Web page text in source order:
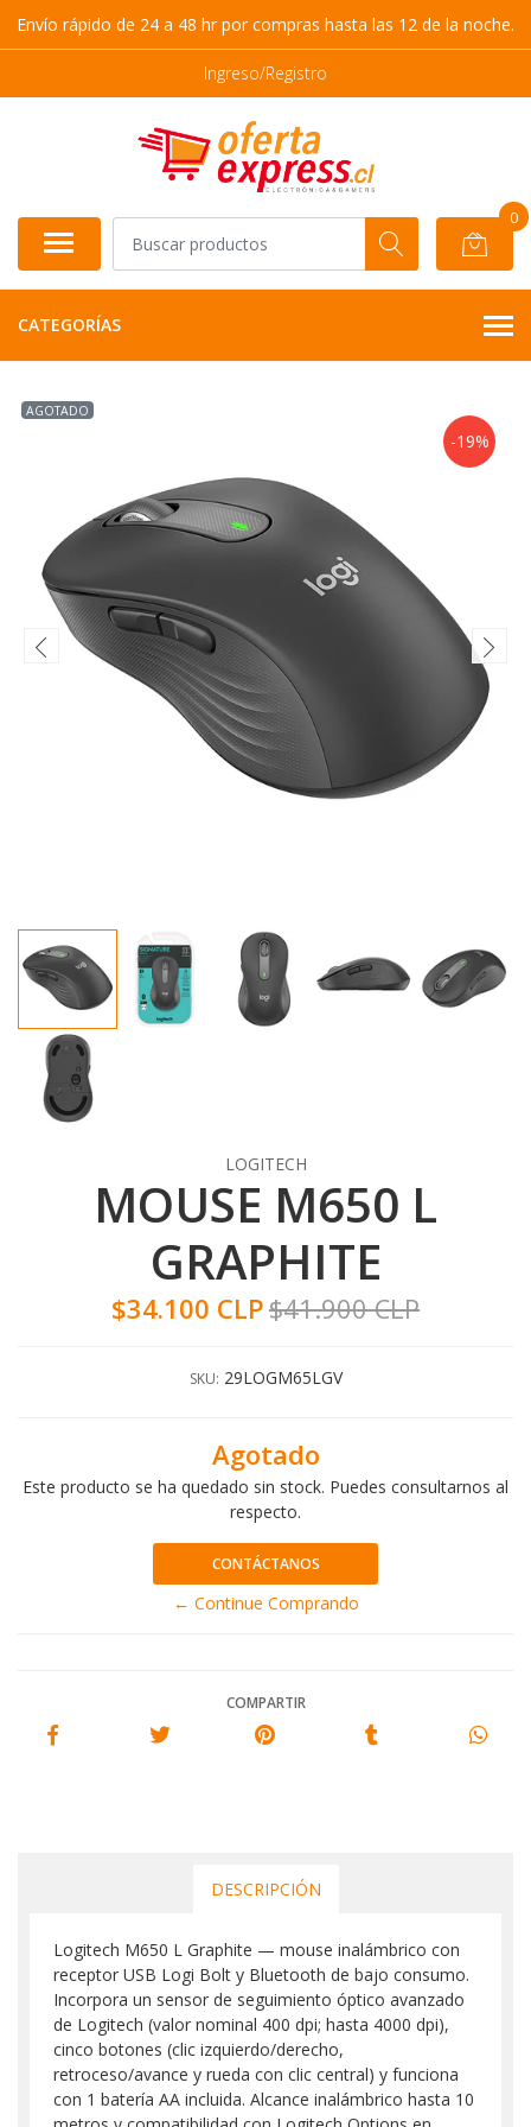
Envío rápido de 24 a 48 hr por compras hasta las 12 de la noche.
Ingreso/Registro
0
CATEGORÍAS
AGOTADO
-19%
LOGITECH
MOUSE M650 L
GRAPHITE
$34.100 CLP$41.900 CLP
SKU: 29LOGM65LGV
Agotado
Este producto se ha quedado sin stock. Puedes consultarnos al
respecto.
CONTÁCTANOS
← Continue Comprando
COMPARTIR
DESCRIPCIÓN
Logitech M650 L Graphite — mouse inalámbrico con
receptor USB Logi Bolt y Bluetooth de bajo consumo.
Incorpora un sensor de seguimiento óptico avanzado
de Logitech (valor nominal 400 dpi; hasta 4000 dpi),
cinco botones (clic izquierdo/derecho,
retroceso/avance y rueda con clic central) y funciona
con 1 batería AA incluida. Alcance inalámbrico hasta 10